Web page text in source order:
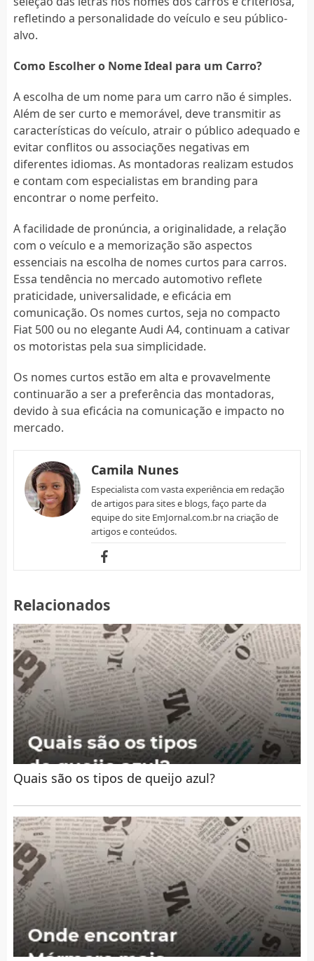
refletindo a personalidade do veículo e seu público-
alvo.
Como Escolher o Nome Ideal para um Carro?
A escolha de um nome para um carro não é simples.
Além de ser curto e memorável, deve transmitir as
características do veículo, atrair o público adequado e
evitar conflitos ou associações negativas em
diferentes idiomas. As montadoras realizam estudos
e contam com especialistas em branding para
encontrar o nome perfeito.
A facilidade de pronúncia, a originalidade, a relação
com o veículo e a memorização são aspectos
essenciais na escolha de nomes curtos para carros.
Essa tendência no mercado automotivo reflete
praticidade, universalidade, e eficácia em
comunicação. Os nomes curtos, seja no compacto
Fiat 500 ou no elegante Audi A4, continuam a cativar
os motoristas pela sua simplicidade.
Os nomes curtos estão em alta e provavelmente
continuarão a ser a preferência das montadoras,
devido à sua eficácia na comunicação e impacto no
mercado.
Camila Nunes
Especialista com vasta experiência em redação
de artigos para sites e blogs, faço parte da
equipe do site EmJornal.com.br na criação de
artigos e conteúdos.
Relacionados
Quais são os tipos de queijo azul?